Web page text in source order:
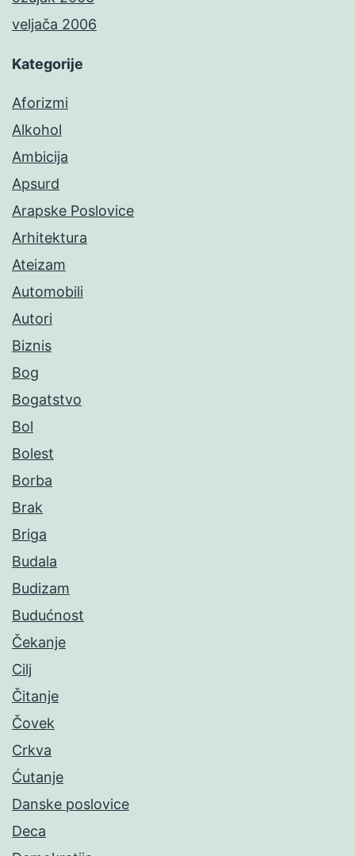
veljača 2006
Kategorije
Aforizmi
Alkohol
Ambicija
Apsurd
Arapske Poslovice
Arhitektura
Ateizam
Automobili
Autori
Biznis
Bog
Bogatstvo
Bol
Bolest
Borba
Brak
Briga
Budala
Budizam
Budućnost
Čekanje
Cilj
Čitanje
Čovek
Crkva
Ćutanje
Danske poslovice
Deca